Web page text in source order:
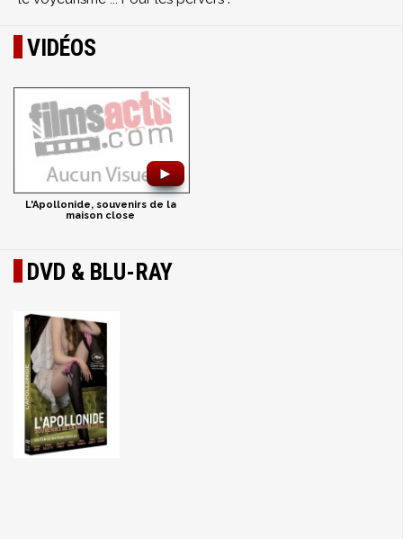
VIDÉOS
►
L'Apollonide, souvenirs de la
maison close
DVD & BLU-RAY